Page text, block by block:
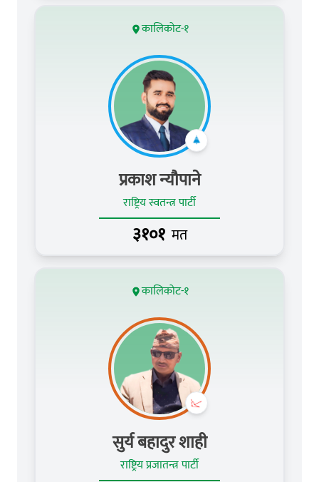
कालिकोट-१
प्रकाश न्यौपाने
राष्ट्रिय स्वतन्त्र पार्टी
३१०१ मत
कालिकोट-१
सुर्य बहादुर शाही
राष्ट्रिय प्रजातन्त्र पार्टी